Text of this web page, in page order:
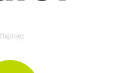
Партнер